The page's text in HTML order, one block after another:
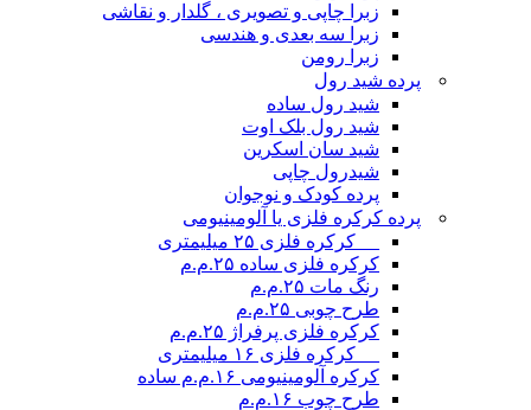
زبرا چاپی و تصویری ، گلدار و نقاشی
زبرا سه بعدی و هندسی
پرده شید رول
شید رول ساده
شید رول بلک اوت
شید سان اسکرین
شیدرول چاپی
پرده کودک و نوجوان
پرده کرکره فلزی یا آلومینیومی
__ کرکره فلزی ۲۵ میلیمتری
کرکره فلزی ساده ۲۵.م.م
طرح چوبی ۲۵.م.م
کرکره فلزی پرفراژ ۲۵.م.م
__ کرکره فلزی ۱۶ میلیمتری
کرکره آلومینیومی ۱۶.م.م ساده
طرح چوب ۱۶.م.م